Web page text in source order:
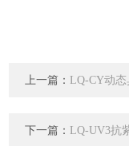
上一篇： LQ-CY动
下一篇： LQ-UV3抗